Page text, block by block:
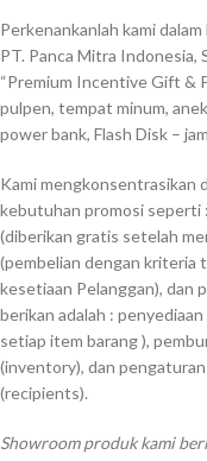
Perkenankanlah kami
PT. Panca Mitra Indonesia,
“Premium Incentive Gift &
pulpen, tempat minum,
power bank, Flash Disk –
Kami mengkonsentrasikan
kebutuhan promosi seperti :
(diberikan gratis setelah
(pembelian dengan kriteria
kesetiaan Pelanggan), dan
berikan adalah :
setiap item barang ),
(inventory), dan
(recipients).
Showroom produk kami